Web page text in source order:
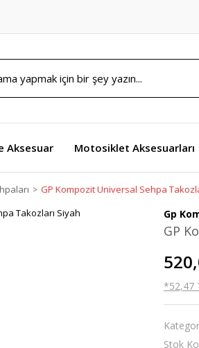
Aksesuar Motosiklet Aksesuarları
GP Kompozit Universal Sehpa
Gp
GP
*52,47
Stok